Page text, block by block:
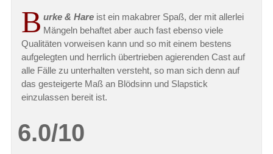
B urke & Hareist ein makabrer Spaß, der mit allerlei
Mängeln behaftet aber auch fast ebenso viele
Qualitäten vorweisen kann und so mit einem bestens
aufgelegten und herrlich übertrieben agierenden Cast auf
alle Fälle zu unterhalten versteht, so man sich denn auf
das gesteigerte Maß an Blödsinn und Slapstick
einzulassen bereit ist.
6.0/10